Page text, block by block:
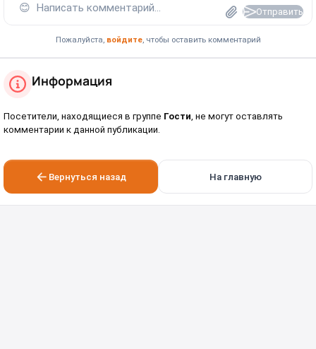
😊 Написать комментарий... Отправить
Пожалуйста, войдите, чтобы оставить комментарий
Информация
Посетители, находящиеся в группе Гости, не могут оставлять
комментарии к данной публикации.
Вернуться назад На главную